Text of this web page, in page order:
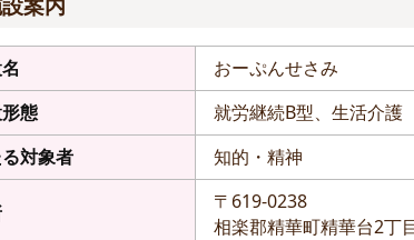
おーぷんせさみ
態
就労継続B型、生活介護
対象者
知的・精神
〒619-0238
相楽郡精華町精華台2丁